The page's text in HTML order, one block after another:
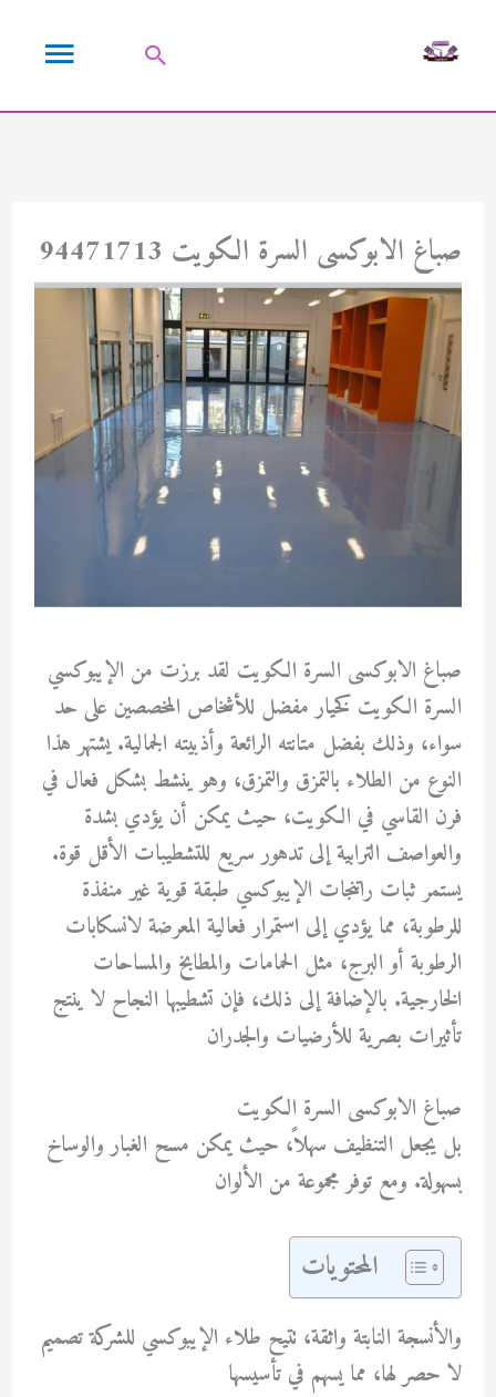
القائمة
البحث
صباغ الابوكسى السرة الكويت 94471713
صباغ الابوكسى السرة الكويت لقد برزت من الإيبوكسي
السرة الكويت كخيار مفضل للأشخاص المخصصين على حد
سواء، وذلك بفضل متانته الرائعة وأذبيته الجمالية. يشتهر هذا
النوع من الطلاء بالتمزق والتمزق، وهو ينشط بشكل فعال في
فرن القاسي في الكويت، حيث يمكن أن يؤدي بشدة
والعواصف الترابية إلى تدهور سريع للتشطيبات الأقل قوة.
يستمر ثبات راتنجات الإيبوكسي طبقة قوية غير منفذة
للرطوبة، مما يؤدي إلى استمرار فعالية المعرضة لانسكابات
الرطوبة أو البرج، مثل الحمامات والمطابخ والمساحات
الخارجية. بالإضافة إلى ذلك، فإن تشطيبها النجاح لا ينتج
تأثيرات بصرية للأرضيات والجدران
صباغ الابوكسى السرة الكويت
بل يجعل التنظيف سهلاً، حيث يمكن مسح الغبار والوساخ
بسهولة. ومع توفر مجموعة من الألوان
المحتويات
والأنسجة النابتة واثقة، تتيح طلاء الإيبوكسي للشركة تصميم
لا حصر لها، مما يسهم في تأسيسها